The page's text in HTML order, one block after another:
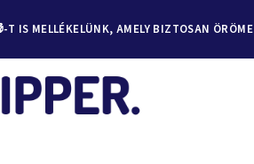
T IS MELLÉKELÜNK, AMELY BIZTOSAN